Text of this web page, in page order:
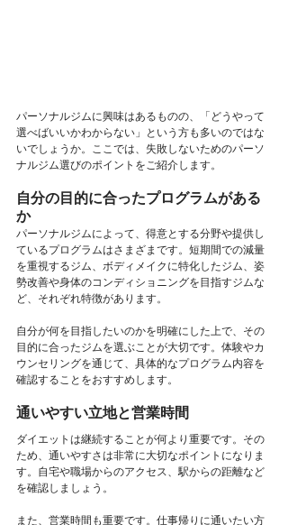
パーソナルジムに興味はあるものの、「どうやって
選べばいいかわからない」という方も多いのではな
いでしょうか。ここでは、失敗しないためのパーソ
ナルジム選びのポイントをご紹介します。
自分の目的に合ったプログラムがある
か
パーソナルジムによって、得意とする分野や提供し
ているプログラムはさまざまです。短期間での減量
を重視するジム、ボディメイクに特化したジム、姿
勢改善や身体のコンディショニングを目指すジムな
ど、それぞれ特徴があります。
自分が何を目指したいのかを明確にした上で、その
目的に合ったジムを選ぶことが大切です。体験やカ
ウンセリングを通じて、具体的なプログラム内容を
確認することをおすすめします。
通いやすい立地と営業時間
ダイエットは継続することが何より重要です。その
ため、通いやすさは非常に大切なポイントになりま
す。自宅や職場からのアクセス、駅からの距離など
を確認しましょう。
また、営業時間も重要です。仕事帰りに通いたい方